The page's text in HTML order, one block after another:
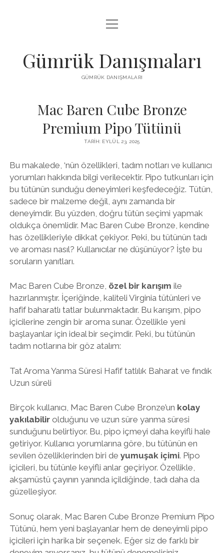
IGTV BEĞENI HILESI PARASIZ
menüyü
aç
Gümrük Danışmaları
GÜMRÜK DANIŞMALARI
Mac Baren Cube Bronze
Premium Pipo Tütünü
TARIH: EYLÜL 23, 2025
Bu makalede, ‘nün özellikleri, tadım notları ve kullanıcı
yorumları hakkında bilgi verilecektir. Pipo tutkunları için
bu tütünün sunduğu deneyimleri keşfedeceğiz. Tütün,
sadece bir malzeme değil, aynı zamanda bir
deneyimdir. Bu yüzden, doğru tütün seçimi yapmak
oldukça önemlidir. Mac Baren Cube Bronze, kendine
has özellikleriyle dikkat çekiyor. Peki, bu tütünün tadı
ve aroması nasıl? Kullanıcılar ne düşünüyor? İşte bu
soruların yanıtları.
Mac Baren Cube Bronze, özel bir karışım ile
hazırlanmıştır. İçeriğinde, kaliteli Virginia tütünleri ve
hafif baharatlı tatlar bulunmaktadır. Bu karışım, pipo
içicilerine zengin bir aroma sunar. Özellikle yeni
başlayanlar için ideal bir seçimdir. Peki, bu tütünün
tadım notlarına bir göz atalım:
Tat Aroma Yanma Süresi Hafif tatlılık Baharat ve fındık
Uzun süreli
Birçok kullanıcı, Mac Baren Cube Bronze’un kolay
yakılabilirolduğunu ve uzun süre yanma süresi
sunduğunu belirtiyor. Bu, pipo içmeyi daha keyifli hale
getiriyor. Kullanıcı yorumlarına göre, bu tütünün en
sevilen özelliklerinden biri de yumuşak içimi. Pipo
içicileri, bu tütünle keyifli anlar geçiriyor. Özellikle,
akşamüstü çayının yanında içildiğinde, tadı daha da
güzelleşiyor.
Sonuç olarak, Mac Baren Cube Bronze Premium Pipo
Tütünü, hem yeni başlayanlar hem de deneyimli pipo
içicileri için harika bir seçenek. Eğer siz de farklı bir